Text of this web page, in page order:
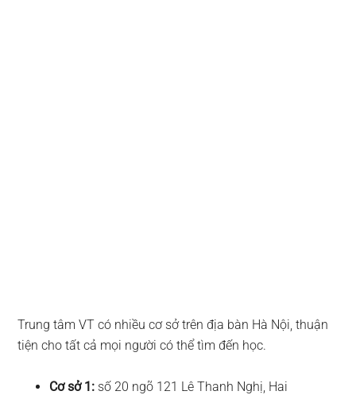
Trung tâm VT có nhiều cơ sở trên địa bàn Hà Nội, thuận
tiện cho tất cả mọi người có thể tìm đến học.
Cơ sở 1: số 20 ngõ 121 Lê Thanh Nghị, Hai